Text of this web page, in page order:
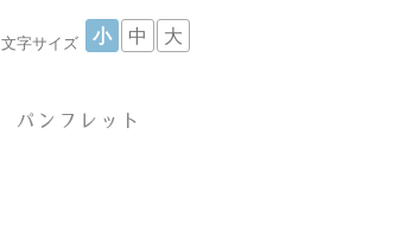
文字サイズ 小 中 大